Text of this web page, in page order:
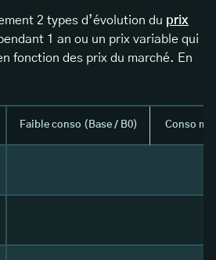
2 types d’évolution du prix
1 an ou un prix variable qui
fonction des prix du marché. En
Faible conso (Base / B0) Conso